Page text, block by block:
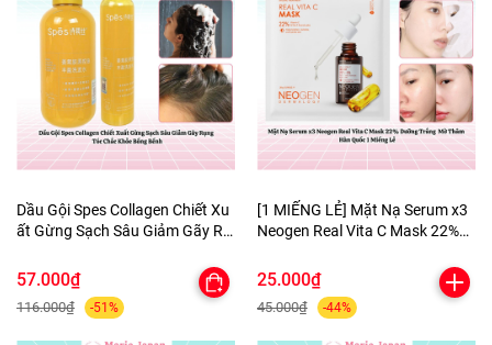
Dầu Gội Spes Collagen Chiết Xu
ất Gừng Sạch Sâu Giảm Gãy Rụ
57.000₫
116.000₫ -51%
[1 MIẾNG LẺ] Mặt Nạ Serum x3
Neogen Real Vita C Mask 22%
Quốc
25.000₫
45.000₫ -44%